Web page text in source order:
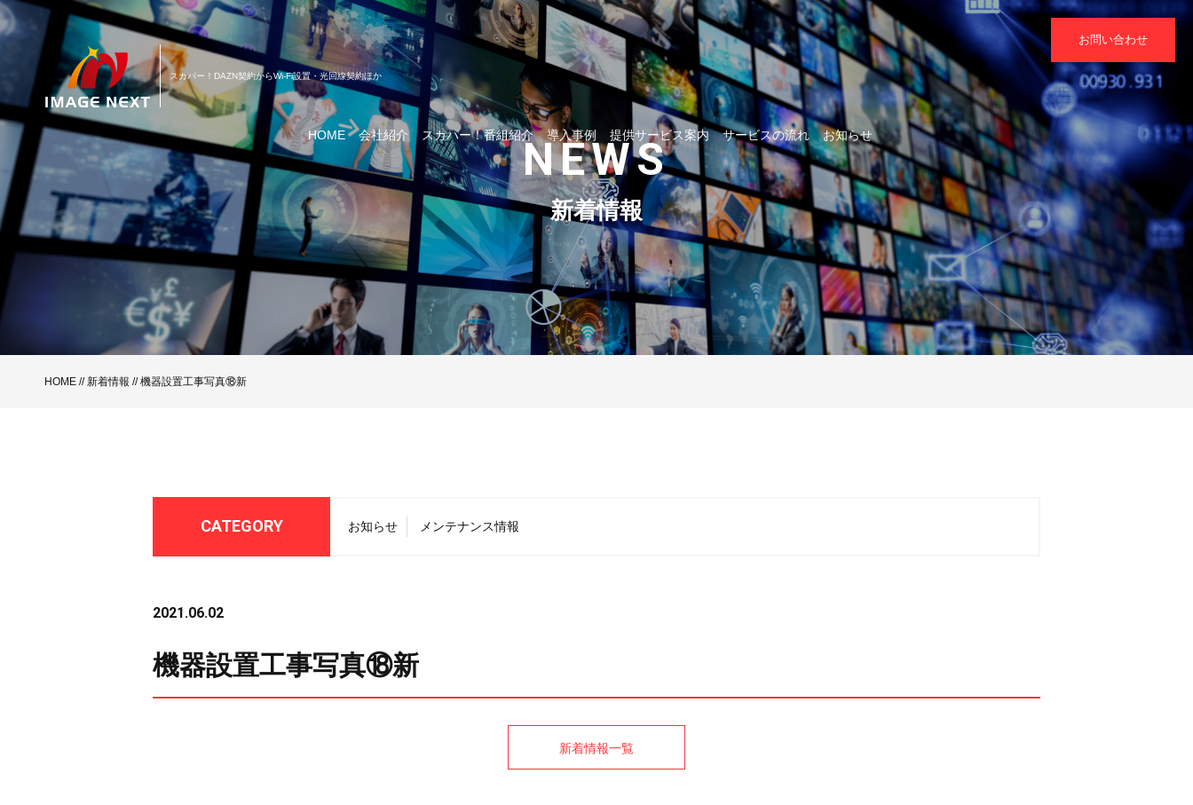
スカパー！DAZN契約からWi-Fi設置・光回線契約ほか
HOME 会社紹介 スカパー！番組紹介 導入事例 提供サービス案内 サービスの流れ お知らせ
お問い合わせ
NEWS
新着情報
HOME //新着情報 // 機器設置工事写真⑱新
CATEGORY お知らせ メンテナンス情報
2021.06.02
機器設置工事写真⑱新
新着情報一覧